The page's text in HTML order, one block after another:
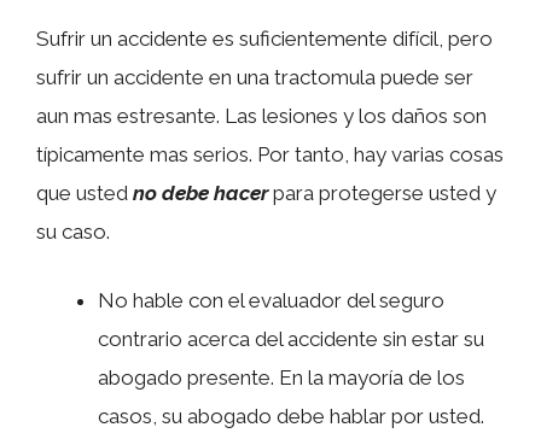
Sufrir un accidente es suficientemente difícil, pero
sufrir un accidente en una tractomula puede ser
aun mas estresante. Las lesiones y los daños son
típicamente mas serios. Por tanto, hay varias cosas
que usted no debe hacerpara protegerse usted y
su caso.
No hable con el evaluador del seguro
contrario acerca del accidente sin estar su
abogado presente. En la mayoría de los
casos, su abogado debe hablar por usted.